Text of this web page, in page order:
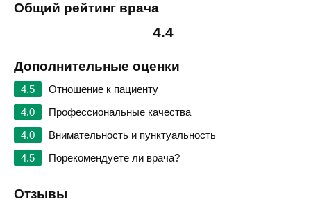
Общий рейтинг врача
4.4
Дополнительные оценки
4.5
Отношение к пациенту
4.0
Профессиональные качества
4.0
Внимательность и пунктуальность
4.5
Порекомендуете ли врача?
Отзывы